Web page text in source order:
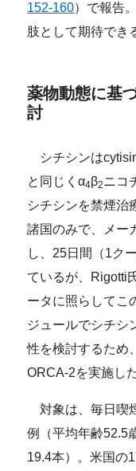
152-160）で報告
肢として期待でき
薬物動態に基
討
シチシンは
と同じくα4β2ニコ
シチシンを禁煙治
諸国のみで、メー
し、25日間（1ク
ているが、Rigotti
ータに照らしてこ
ジュールでシチシ
性を検討するため
ORCA-2を実施した
対象は、毎日喫
例（平均年齢52.5
19.4本）。米国の